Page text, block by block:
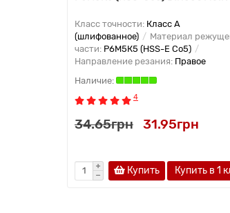
Класс точности: Класс А
(шлифованное)
Материал
части: Р6М5К5 (HSS-E Co5)
Направление резания: Правое
4
34.65грн 31.95грн
Купить Купить в 1